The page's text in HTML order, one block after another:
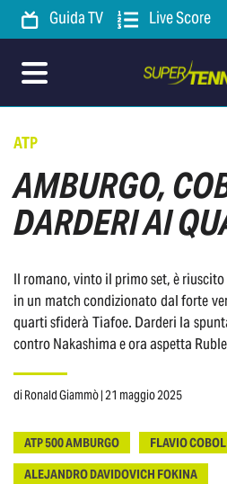
Guida TV Live Score
ATP
AMBURGO,
DARDERI AI
Il romano, vinto il primo set, è
in un match condizionato dal forte
quarti sfiderà Tiafoe. Darderi la
contro Nakashima e ora aspetta
diRonald Giammò| 21 maggio 2025
ATP 500 AMBURGO
FLAVIO
ALEJANDRO DAVIDOVICH FOKINA